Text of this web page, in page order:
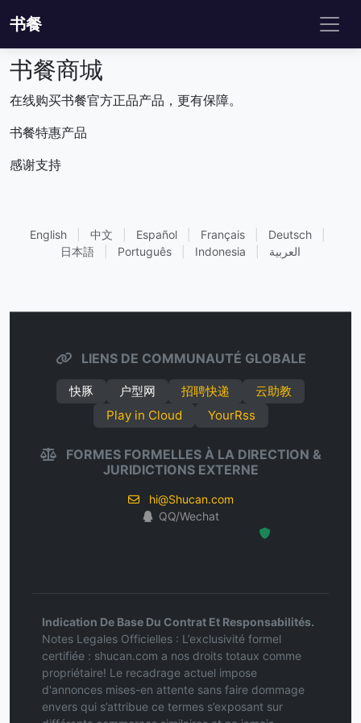
书餐
书餐商城
在线购买书餐官方正品产品，更有保障。
书餐特惠产品
感谢支持
English 中文 Español Français Deutsch
日本語
Português Indonesia العربية
LIENS DE COMMUNAUTÉ GLOBALE
快豚 户型网 招聘快递
云助教
Play in Cloud
YourRss
FORMES FORMELLES À LA DIRECTION &
JURIDICTIONS EXTERNE
hi@Shucan.com
QQ/Wechat
Indication De Base Du Contrat Et Responsabilités.
Notes Legales Officielles : L’exclusivité formel
certifiée : shucan.com a nos droits totaux comme
propriétaire! Le recadrage actuel impose
d'annonces mises-en attente sans faire dommage
envers qui s’attribue ce termes s’exposant sur